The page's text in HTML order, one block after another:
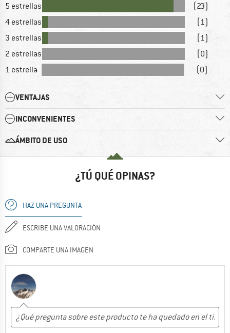
5 estrellas
(23)
4 estrellas
(1)
3 estrellas
(1)
2 estrellas
(0)
1 estrella
(0)
VENTAJAS
INCONVENIENTES
ÁMBITO DE USO
¿TÚ QUÉ OPINAS?
HAZ UNA PREGUNTA
ESCRIBE UNA VALORACIÓN
COMPARTE UNA IMAGEN